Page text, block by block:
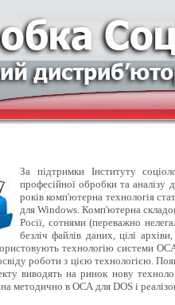
За підтримки Інституту
професійної обробки та аналізу
років комп'ютерна технологія
для Windows. Комп'ютерна
Росії, сотнями (переважно
безліч файлів даних, цілі
технологію системи
роботи з цією технологією.
виводять на ринок нову
методично в ОСА для DOS і